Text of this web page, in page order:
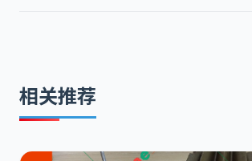
相关推荐